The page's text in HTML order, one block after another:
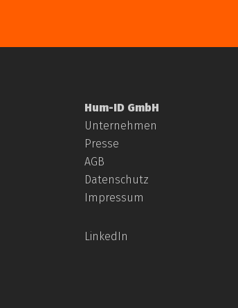
Hum-ID GmbH
Unternehmen
Presse
AGB
Datenschutz
Impressum
LinkedIn